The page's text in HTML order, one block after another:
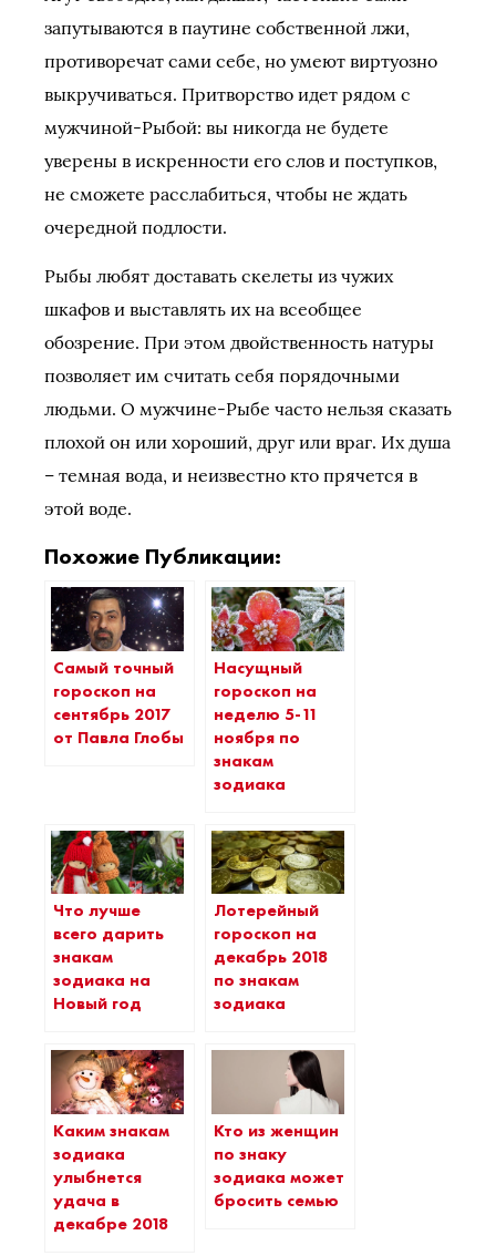
запутываются в паутине собственной лжи,
противоречат сами себе, но умеют виртуозно
выкручиваться. Притворство идет рядом с
мужчиной-Рыбой: вы никогда не будете
уверены в искренности его слов и поступков,
не сможете расслабиться, чтобы не ждать
очередной подлости.
Рыбы любят доставать скелеты из чужих
шкафов и выставлять их на всеобщее
обозрение. При этом двойственность натуры
позволяет им считать себя порядочными
людьми. О мужчине-Рыбе часто нельзя сказать
плохой он или хороший, друг или враг. Их душа
– темная вода, и неизвестно кто прячется в
этой воде.
Похожие Публикации:
Самый точный
гороскоп на
сентябрь 2017
от Павла Глобы
Насущный
гороскоп на
неделю 5-11
ноября по
знакам
зодиака
Что лучше
всего дарить
знакам
зодиака на
Новый год
Лотерейный
гороскоп на
декабрь 2018
по знакам
зодиака
Каким знакам
зодиака
улыбнется
удача в
декабре 2018
Кто из женщин
по знаку
зодиака может
бросить семью